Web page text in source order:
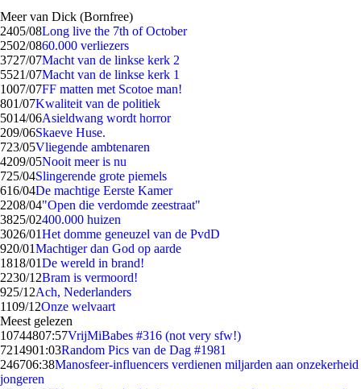
Meer van Dick (Bornfree)
2405/08Long live the 7th of October
2502/0860.000 verliezers
3727/07Macht van de linkse kerk 2
5521/07Macht van de linkse kerk 1
1007/07FF matten met Scotoe man!
801/07Kwaliteit van de politiek
5014/06Asieldwang wordt horror
209/06Skaeve Huse.
723/05Vliegende ambtenaren
4209/05Nooit meer is nu
725/04Slingerende grote piemels
616/04De machtige Eerste Kamer
2208/04"Open die verdomde zeestraat"
3825/02400.000 huizen
3026/01Het domme geneuzel van de PvdD
920/01Machtiger dan God op aarde
1818/01De wereld in brand!
2230/12Bram is vermoord!
925/12Ach, Nederlanders
1109/12Onze welvaart
Meest gelezen
10744807:57VrijMiBabes #316 (not very sfw!)
7214901:03Random Pics van de Dag #1981
246706:38Manosfeer-influencers verdienen miljarden aan onzekerheid
jongeren